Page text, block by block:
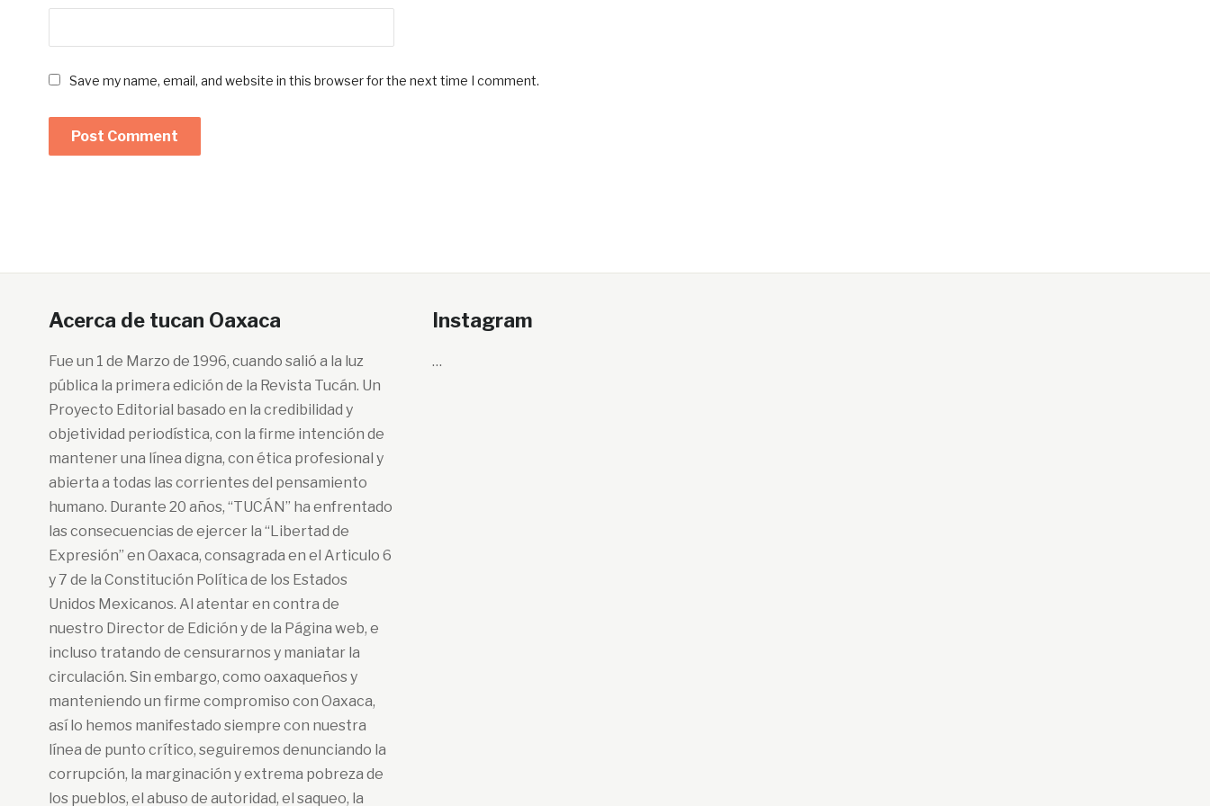
Save my name, email, and website in this browser for the next time I comment.
Acerca de tucan Oaxaca
Fue un 1 de Marzo de 1996, cuando salió a la luz
pública la primera edición de la Revista Tucán. Un
Proyecto Editorial basado en la credibilidad y
objetividad periodística, con la firme intención de
mantener una línea digna, con ética profesional y
abierta a todas las corrientes del pensamiento
humano. Durante 20 años, “TUCÁN” ha enfrentado
las consecuencias de ejercer la “Libertad de
Expresión” en Oaxaca, consagrada en el Articulo 6
y 7 de la Constitución Política de los Estados
Unidos Mexicanos. Al atentar en contra de
nuestro Director de Edición y de la Página web, e
incluso tratando de censurarnos y maniatar la
circulación. Sin embargo, como oaxaqueños y
manteniendo un firme compromiso con Oaxaca,
así lo hemos manifestado siempre con nuestra
línea de punto crítico, seguiremos denunciando la
corrupción, la marginación y extrema pobreza de
los pueblos, el abuso de autoridad, el saqueo, la
Instagram
…